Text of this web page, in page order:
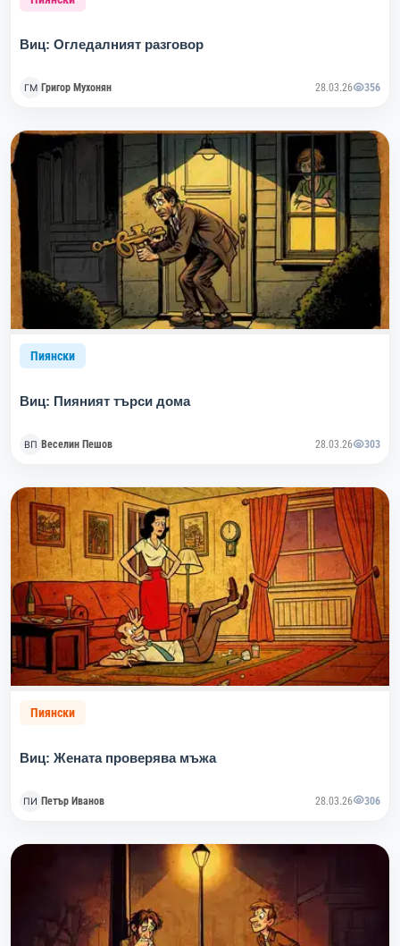
Виц: Огледалният разговор
Григор Мухонян 28.03.26 356
Пиянски
Виц: Пияният търси дома
Веселин Пешов 28.03.26 303
Пиянски
Виц: Жената проверява мъжа
Петър Иванов 28.03.26 306